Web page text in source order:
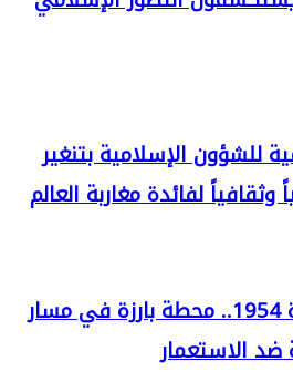
الإسلامية بتنغير
لفائدة مغاربة العالم
انتفاضة القنيطرة 1954.. محطة بارزة في مسار